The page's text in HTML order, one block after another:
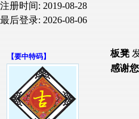
注册时间: 2019-08-28
最后登录: 2026-08-06
【要中特码】 板凳
感谢